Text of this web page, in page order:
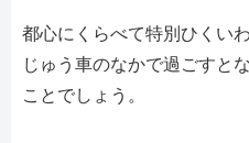
都心にくらべて特別ひくい
じゅう車のなかで過ごすと
ことでしょう。